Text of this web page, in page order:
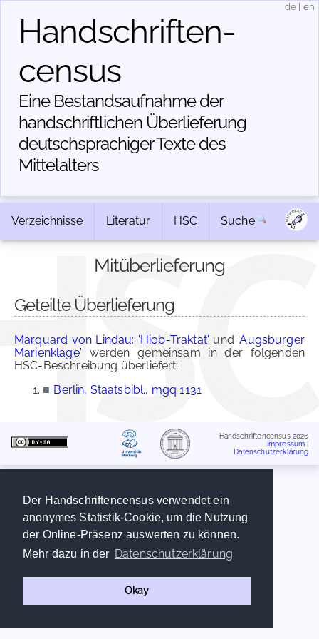
Der Handschriftencensus verwendet ein
anonymes Statistik-Cookie, um die Nutzung
der Online-Präsenz auswerten zu können.
Mehr dazu in der Datenschutzerklärung
Okay
Handschriften­
census
Eine Bestandsaufnahme der
handschriftlichen Über­lieferung
deutschsprachiger Texte des
Mittelalters
de en
Verzeichnisse Literatur HSC Suche
Mitüberlieferung
Geteilte Überlieferung
Marquard von Lindau: 'Hiob-Traktat' und 'Augsburger
Marienklage' werden gemeinsam in der folgenden
HSC-Beschreibung überliefert:
■ Berlin, Staatsbibl., mgq 1131
Handschriftencensus 2026
Impressum
Datenschutzerklärung